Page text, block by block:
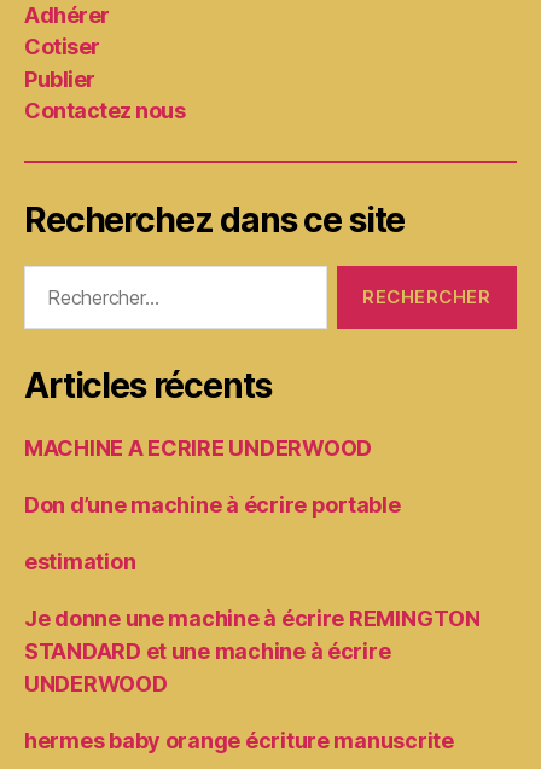
Adhérer
Cotiser
Publier
Contactez nous
Recherchez dans ce site
Articles récents
MACHINE A ECRIRE UNDERWOOD
Don d’une machine à écrire portable
estimation
Je donne une machine à écrire REMINGTON
STANDARD et une machine à écrire
UNDERWOOD
hermes baby orange écriture manuscrite